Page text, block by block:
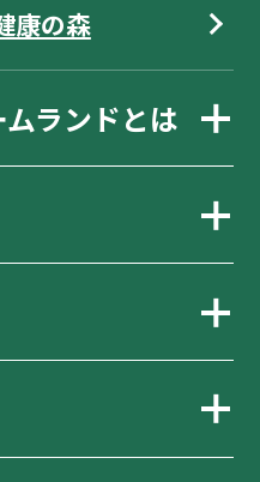
康の森
ランドとは